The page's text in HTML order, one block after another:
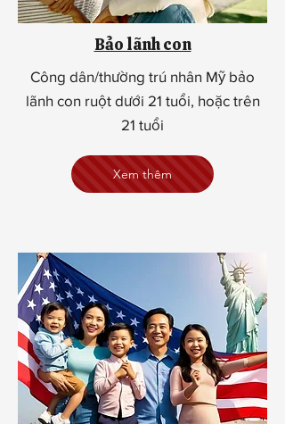
Bảo lãnh con
Công dân/thường trú nhân Mỹ bảo
lãnh con ruột dưới 21 tuổi, hoặc trên
21 tuổi
Xem thêm